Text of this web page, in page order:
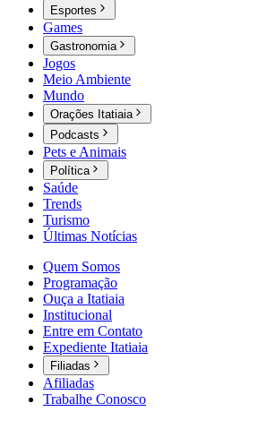
Esportes
Games
Gastronomia
Jogos
Meio Ambiente
Mundo
Orações Itatiaia
Podcasts
Pets e Animais
Política
Saúde
Trends
Turismo
Últimas Notícias
Quem Somos
Programação
Ouça a Itatiaia
Institucional
Entre em Contato
Expediente Itatiaia
Filiadas
Afiliadas
Trabalhe Conosco